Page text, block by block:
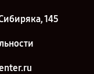
145